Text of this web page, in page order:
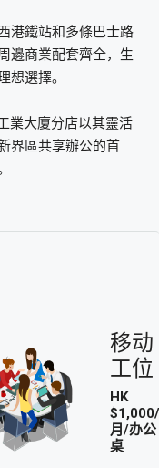
港鐵站和多條巴士路
邊商業配套齊全，生
想選擇。
業大廈分店以其靈活
界區共享辦公的首
移动
工位
HK
$1,000/
月/办公
桌